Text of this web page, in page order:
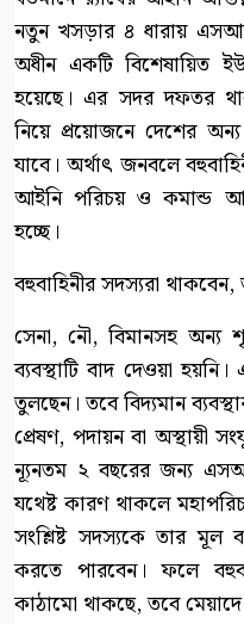
নতুন খসড়ার ৪ ধারায়
অধীন একটি বিশেষায়িত
হয়েছে। এর সদর দফতর
নিয়ে প্রয়োজনে দেশের
যাবে। অর্থাৎ জনবলে
আইনি পরিচয় ও কমান্ড
হচ্ছে।
বহুবাহিনীর সদস্যরা
সেনা, নৌ, বিমানসহ অন্য
ব্যবস্থাটি বাদ দেওয়া
তুলছেন। তবে বিদ্যমান
প্রেষণ, পদায়ন বা অস্থায়ী
ন্যূনতম ২ বছরের জন্য
যথেষ্ট কারণ থাকলে
সংশ্লিষ্ট সদস্যকে তার মূল
করতে পারবেন। ফলে
কাঠামো থাকছে, তবে